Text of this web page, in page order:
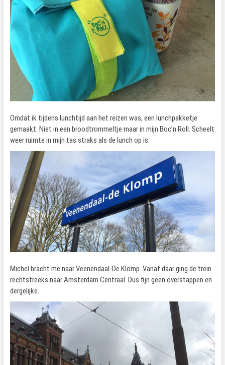
Omdat ik tijdens lunchtijd aan het reizen was, een lunchpakketje
gemaakt. Niet in een broodtrommeltje maar in mijn Boc’n Roll. Scheelt
weer ruimte in mijn tas straks als de lunch op is.
Michel bracht me naar Veenendaal-De Klomp. Vanaf daar ging de trein
rechtstreeks naar Amsterdam Centraal. Dus fijn geen overstappen en
dergelijke.